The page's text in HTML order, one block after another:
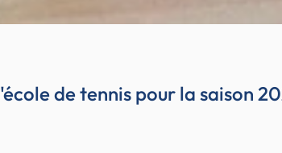
de tennis pour la saison